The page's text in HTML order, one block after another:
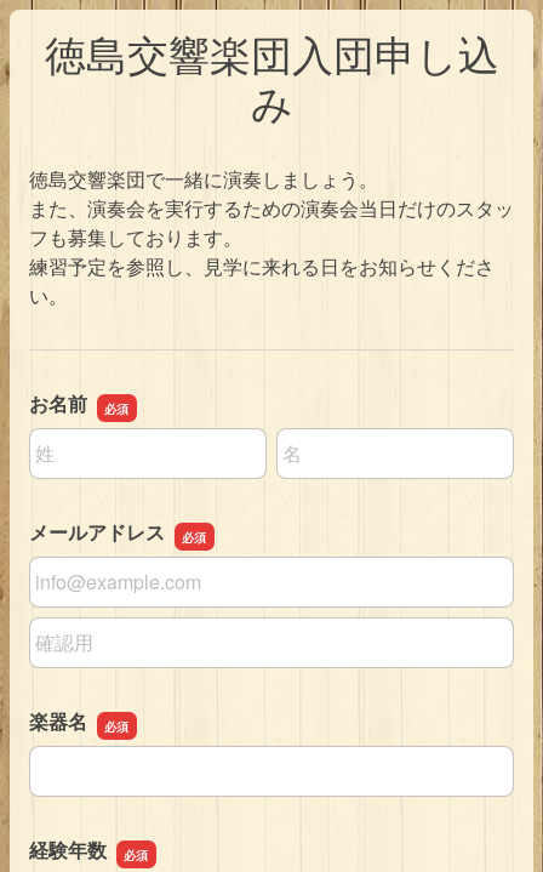
徳島交響楽団入団申し込
み
徳島交響楽団で一緒に演奏しましょう。
また、演奏会を実行するための演奏会当日だけのスタッ
フも募集しております。
練習予定を参照し、見学に来れる日をお知らせくださ
い。
お名前
名前の姓
名前の名
メールアドレス
メールアドレス
メールアドレスの確認用
楽器名
楽器名
経験年数